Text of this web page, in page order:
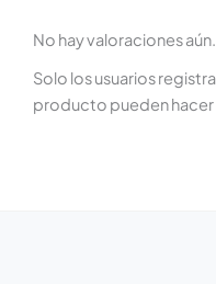
No hay valoraciones aún.
Solo los usuarios
producto pueden hacer